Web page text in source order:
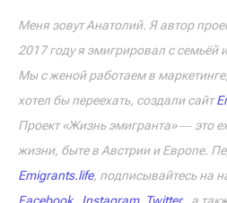
Меня зовут Анатолий. Я автор
2017 году я эмигрировал с семьёй
Мы с женой работаем в
хотел бы переехать, создали сайт
Проект «Жизнь эмигранта» ― это
жизни, быте в Австрии и Европе.
Emigrants.life, подписывайтесь на